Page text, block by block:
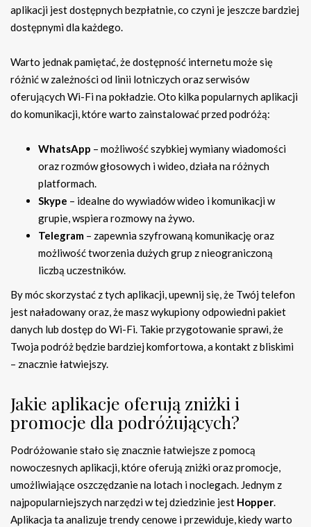
aplikacji jest dostępnych bezpłatnie, co czyni je jeszcze bardziej
dostępnymi dla każdego.
Warto jednak pamiętać, że dostępność internetu może się
różnić w zależności od linii lotniczych oraz serwisów
oferujących Wi-Fi na pokładzie. Oto kilka popularnych aplikacji
do komunikacji, które warto zainstalować przed podróżą:
WhatsApp – możliwość szybkiej wymiany wiadomości
oraz rozmów głosowych i wideo, działa na różnych
platformach.
Skype – idealne do wywiadów wideo i komunikacji w
grupie, wspiera rozmowy na żywo.
Telegram – zapewnia szyfrowaną komunikację oraz
możliwość tworzenia dużych grup z nieograniczoną
liczbą uczestników.
By móc skorzystać z tych aplikacji, upewnij się, że Twój telefon
jest naładowany oraz, że masz wykupiony odpowiedni pakiet
danych lub dostęp do Wi-Fi. Takie przygotowanie sprawi, że
Twoja podróż będzie bardziej komfortowa, a kontakt z bliskimi
– znacznie łatwiejszy.
Jakie aplikacje oferują zniżki i
promocje dla podróżujących?
Podróżowanie stało się znacznie łatwiejsze z pomocą
nowoczesnych aplikacji, które oferują zniżki oraz promocje,
umożliwiające oszczędzanie na lotach i noclegach. Jednym z
najpopularniejszych narzędzi w tej dziedzinie jest Hopper.
Aplikacja ta analizuje trendy cenowe i przewiduje, kiedy warto